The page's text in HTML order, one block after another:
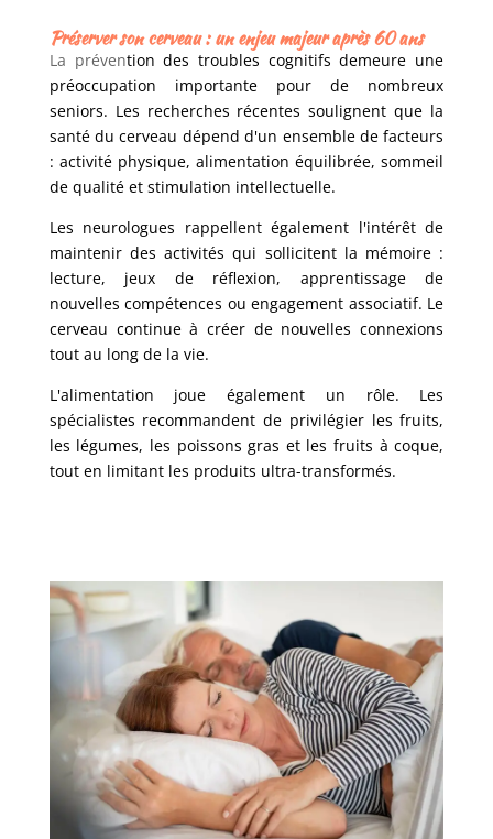
Préserver son cerveau : un enjeu majeur après 60 ans
La prévention des troubles cognitifs demeure une
préoccupation importante pour de nombreux
seniors. Les recherches récentes soulignent que la
santé du cerveau dépend d'un ensemble de facteurs
: activité physique, alimentation équilibrée, sommeil
de qualité et stimulation intellectuelle.
Les neurologues rappellent également l'intérêt de
maintenir des activités qui sollicitent la mémoire :
lecture, jeux de réflexion, apprentissage de
nouvelles compétences ou engagement associatif. Le
cerveau continue à créer de nouvelles connexions
tout au long de la vie.
L'alimentation joue également un rôle. Les
spécialistes recommandent de privilégier les fruits,
les légumes, les poissons gras et les fruits à coque,
tout en limitant les produits ultra-transformés.